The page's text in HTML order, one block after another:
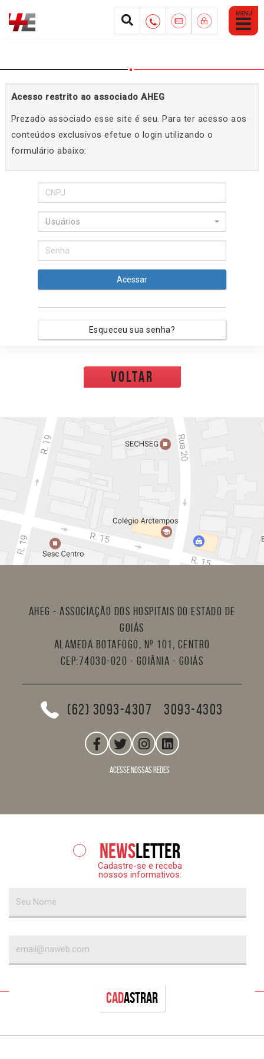
Abrir
Menu
Mobile
Acesso restrito ao associado AHEG
Prezado associado esse site é seu. Para ter acesso aos
conteúdos exclusivos efetue o login utilizando o
formulário abaixo:
Usuários
Acessar
Esqueceu sua senha?
voltar
AHEG - Associação dos Hospitais do Estado de
Goiás
Alameda Botafogo, nº 101, Centro
CEP:74030-020 - Goiânia - Goiás
(62) 3093-4307 3093-4303
acesse nossas redes
Newsletter
Cadastre-se e receba
nossos informativos:
Cadastrar